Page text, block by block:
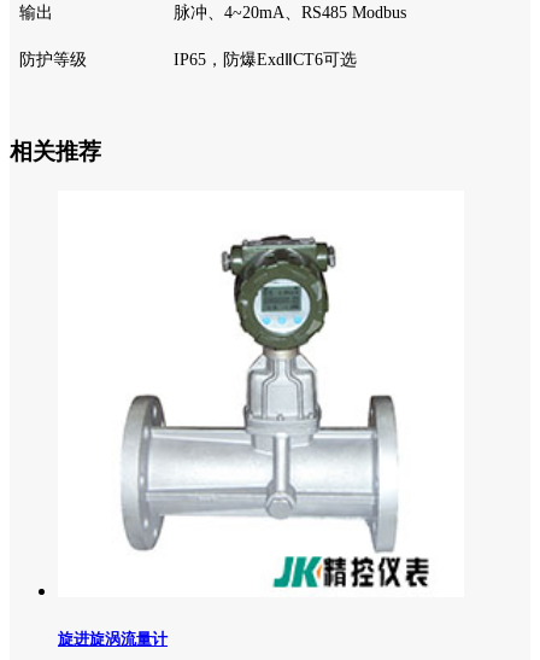
输出 脉冲、 4~20mA、RS485 Modbus
防护等级 IP65，防爆ExdⅡCT6可选
相关推荐
旋进旋涡流量计